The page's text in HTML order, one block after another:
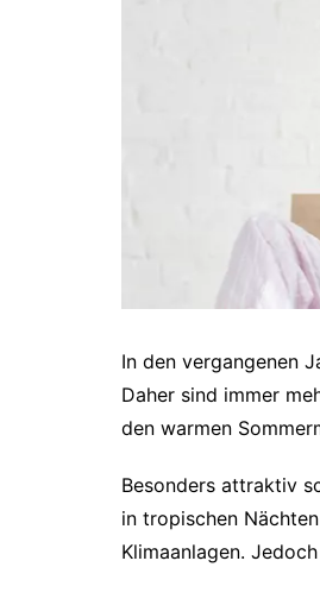
In den vergangenen
Daher sind immer
den warmen
Besonders attraktiv
in tropischen
Klimaanlagen.